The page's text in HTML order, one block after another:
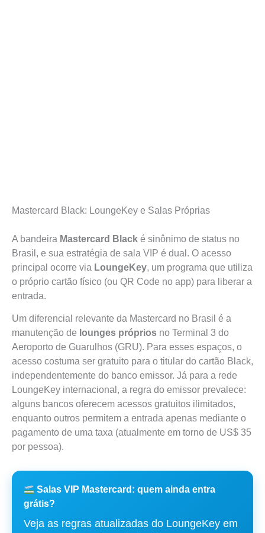
Mastercard Black: LoungeKey e Salas Próprias
A bandeira Mastercard Black é sinônimo de status no
Brasil, e sua estratégia de sala VIP é dual. O acesso
principal ocorre via LoungeKey, um programa que utiliza
o próprio cartão físico (ou QR Code no app) para liberar a
entrada.
Um diferencial relevante da Mastercard no Brasil é a
manutenção de lounges próprios no Terminal 3 do
Aeroporto de Guarulhos (GRU). Para esses espaços, o
acesso costuma ser gratuito para o titular do cartão Black,
independentemente do banco emissor. Já para a rede
LoungeKey internacional, a regra do emissor prevalece:
alguns bancos oferecem acessos gratuitos ilimitados,
enquanto outros permitem a entrada apenas mediante o
pagamento de uma taxa (atualmente em torno de US$ 35
por pessoa).
Salas VIP Mastercard: quem ainda entra
grátis?
Veja as regras atualizadas do LoungeKey em